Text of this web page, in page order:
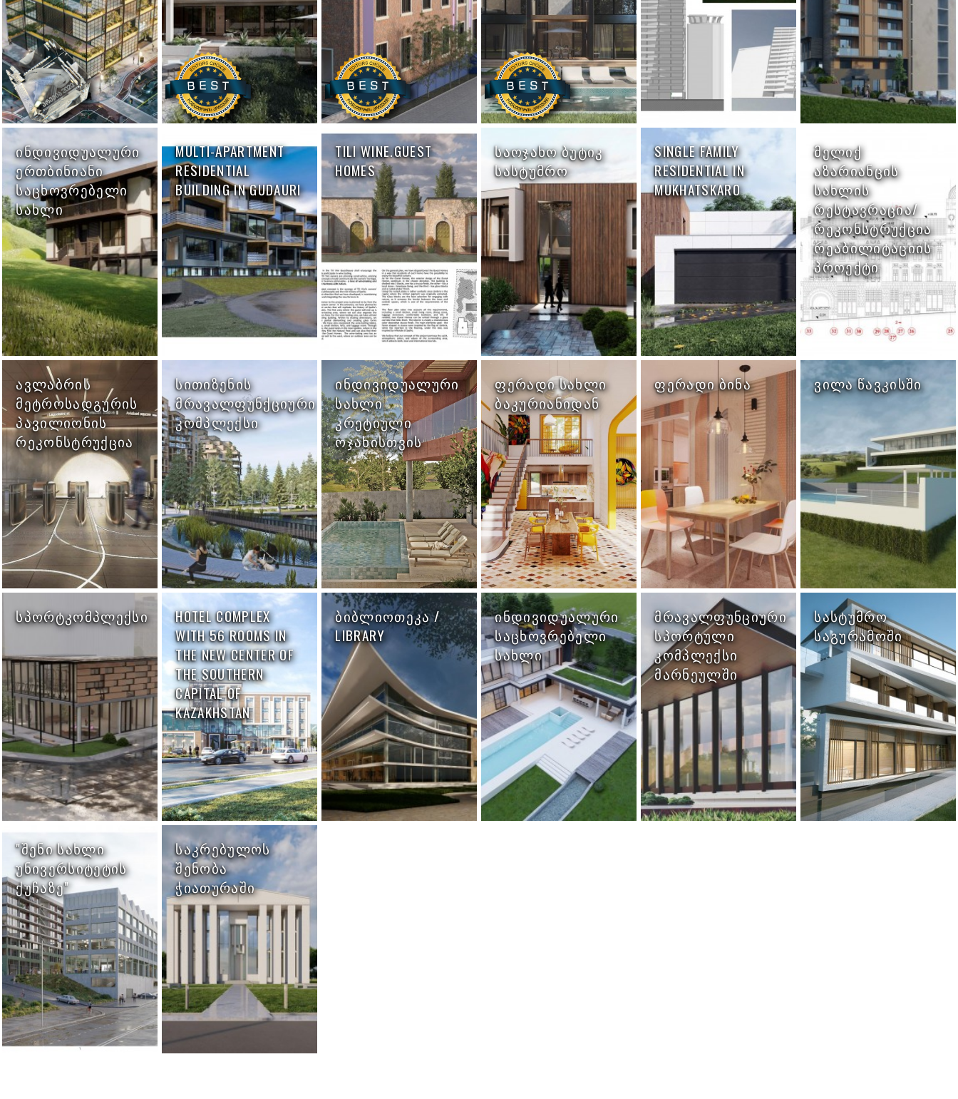
ᲘᲜᲓᲘᲕᲘᲓᲣᲐᲚᲣᲠᲘ
ᲔᲠᲗᲑᲘᲜᲘᲐᲜᲘ
ᲡᲐᲪᲮᲝᲕᲠᲔᲑᲔᲚᲘ
ᲡᲐᲮᲚᲘ
MULTI-APARTMENT
RESIDENTIAL
BUILDING IN GUDAURI
TILI WINE.GUEST
HOMES
ᲡᲐᲝᲯᲐᲮᲝ ᲑᲣᲢᲘᲙ
ᲡᲐᲡᲢᲣᲛᲠᲝ
SINGLE FAMILY
RESIDENTIAL IN
MUKHATSKARO
ᲛᲔᲚᲘᲥ
ᲐᲖᲐᲠᲘᲐᲜᲪᲘᲡ
ᲡᲐᲮᲚᲘᲡ
ᲠᲔᲡᲢᲐᲕᲠᲐᲪᲘᲐ/
ᲠᲔᲙᲝᲜᲡᲢᲠᲣᲥᲪᲘᲐ
ᲠᲔᲐᲑᲘᲚᲘᲢᲐᲪᲘᲘᲡ
ᲞᲠᲝᲔᲥᲢᲘ
ᲐᲕᲚᲐᲑᲠᲘᲡ
ᲛᲔᲢᲠᲝᲡᲐᲓᲒᲣᲠᲘᲡ
ᲞᲐᲕᲘᲚᲘᲝᲜᲘᲡ
ᲠᲔᲙᲝᲜᲡᲢᲠᲣᲥᲪᲘᲐ
ᲡᲘᲗᲘᲖᲔᲜᲘᲡ
ᲛᲠᲐᲕᲐᲚᲤᲣᲜᲥᲪᲘᲣᲠᲘ
ᲙᲝᲛᲞᲚᲔᲥᲡᲘ
ᲘᲜᲓᲘᲕᲘᲓᲣᲐᲚᲣᲠᲘ
ᲡᲐᲮᲚᲘ
ᲙᲠᲔᲢᲘᲣᲚᲘ
ᲝᲯᲐᲮᲘᲡᲗᲕᲘᲡ
ᲤᲔᲠᲐᲓᲘ ᲡᲐᲮᲚᲘ
ᲑᲐᲙᲣᲠᲘᲐᲜᲘᲓᲐᲜ
ᲤᲔᲠᲐᲓᲘ ᲑᲘᲜᲐ ᲕᲘᲚᲐ ᲬᲐᲕᲙᲘᲡᲨᲘ
ᲡᲞᲝᲠᲢᲙᲝᲛᲞᲚᲔᲥᲡᲘ
HOTEL COMPLEX
WITH 56 ROOMS IN
THE NEW CENTER OF
THE SOUTHERN
CAPITAL OF
KAZAKHSTAN
ᲑᲘᲑᲚᲘᲝᲗᲔᲙᲐ /
LIBRARY
ᲘᲜᲓᲘᲕᲘᲓᲣᲐᲚᲣᲠᲘ
ᲡᲐᲪᲮᲝᲕᲠᲔᲑᲔᲚᲘ
ᲡᲐᲮᲚᲘ
ᲛᲠᲐᲕᲐᲚᲤᲣᲜᲪᲘᲣᲠᲘ
ᲡᲞᲝᲠᲢᲣᲚᲘ
ᲙᲝᲛᲞᲚᲔᲥᲡᲘ
ᲛᲐᲠᲜᲔᲣᲚᲨᲘ
ᲡᲐᲡᲢᲣᲛᲠᲝ
ᲡᲐᲒᲣᲠᲐᲛᲝᲨᲘ
"ᲨᲔᲜᲘ ᲡᲐᲮᲚᲘ
ᲣᲜᲘᲕᲔᲠᲡᲘᲢᲔᲢᲘᲡ
ᲥᲣᲩᲐᲖᲔ"
ᲡᲐᲙᲠᲔᲑᲣᲚᲝᲡ
ᲨᲔᲜᲝᲑᲐ
ᲭᲘᲐᲗᲣᲠᲐᲨᲘ